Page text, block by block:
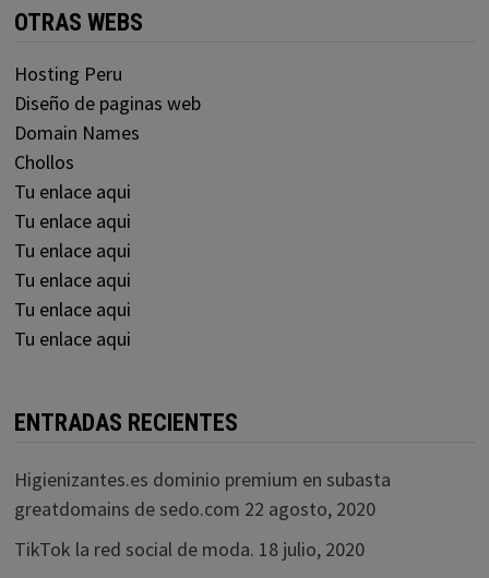
OTRAS WEBS
Hosting Peru
Diseño de paginas web
Domain Names
Chollos
Tu enlace aqui
Tu enlace aqui
Tu enlace aqui
Tu enlace aqui
Tu enlace aqui
Tu enlace aqui
ENTRADAS RECIENTES
Higienizantes.es dominio premium en subasta
greatdomains de sedo.com 22 agosto, 2020
TikTok la red social de moda. 18 julio, 2020